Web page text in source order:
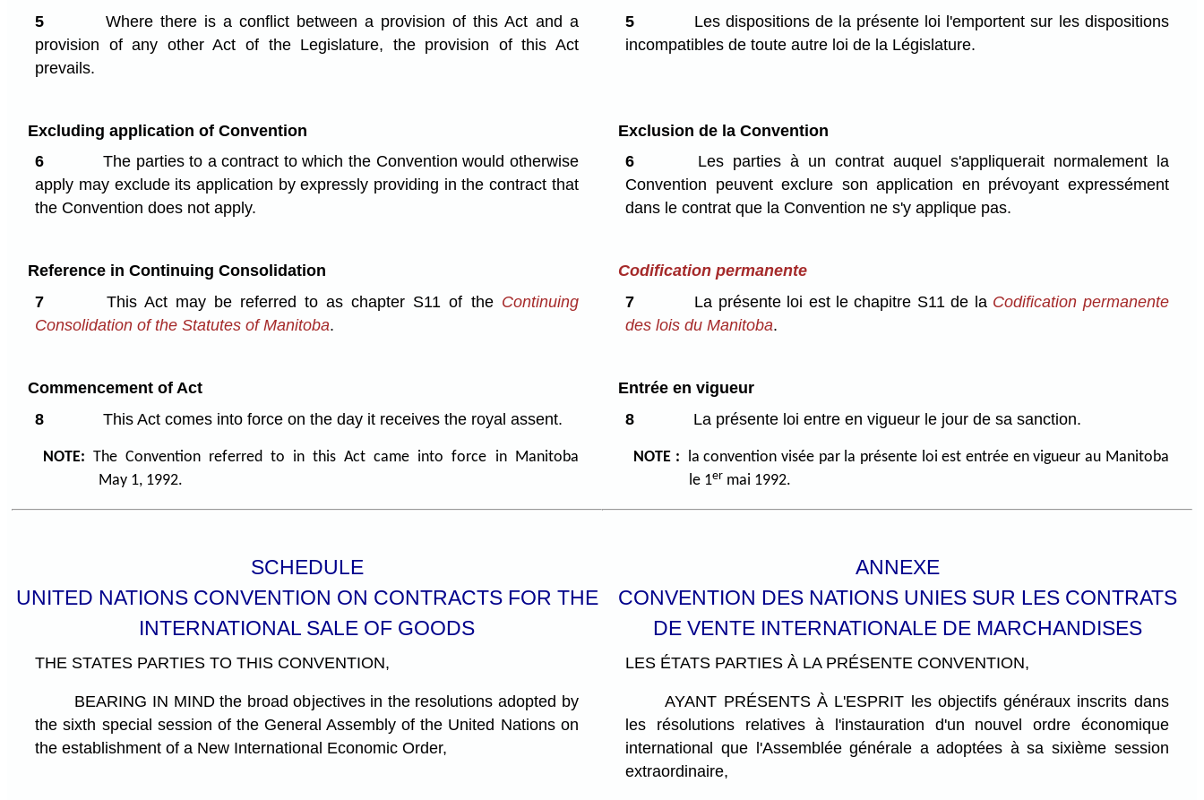
5
Where there is a conflict between a provision of this Act and a
provision of any other Act of the Legislature, the provision of this Act
prevails.
5
Les dispositions de la présente loi l'emportent sur les dispositions
incompatibles de toute autre loi de la Législature.
Excluding application of Convention
6
The parties to a contract to which the Convention would otherwise
apply may exclude its application by expressly providing in the contract that
the Convention does not apply.
Exclusion de la Convention
6
Les parties à un contrat auquel s'appliquerait normalement la
Convention peuvent exclure son application en prévoyant expressément
dans le contrat que la Convention ne s'y applique pas.
Reference in Continuing Consolidation
7
This Act may be referred to as chapter S11 of the Continuing
Consolidation of the Statutes of Manitoba.
Codification permanente
7
La présente loi est le chapitre S11 de la Codification permanente
des lois du Manitoba.
Commencement of Act
8
This Act comes into force on the day it receives the royal assent.
Entrée en vigueur
8
La présente loi entre en vigueur le jour de sa sanction.
NOTE:
The Convention referred to in this Act came into force in Manitoba
May 1, 1992.
NOTE :
la convention visée par la présente loi est entrée en vigueur au Manitoba
le 1er mai 1992.
SCHEDULE
UNITED NATIONS CONVENTION ON CONTRACTS FOR THE
INTERNATIONAL SALE OF GOODS
ANNEXE
CONVENTION DES NATIONS UNIES SUR LES CONTRATS
DE VENTE INTERNATIONALE DE MARCHANDISES
THE STATES PARTIES TO THIS CONVENTION, LES ÉTATS PARTIES À LA PRÉSENTE CONVENTION,
BEARING IN MIND the broad objectives in the resolutions adopted by
the sixth special session of the General Assembly of the United Nations on
the establishment of a New International Economic Order,
AYANT PRÉSENTS À L'ESPRIT les objectifs généraux inscrits dans
les résolutions relatives à l'instauration d'un nouvel ordre économique
international que l'Assemblée générale a adoptées à sa sixième session
extraordinaire,